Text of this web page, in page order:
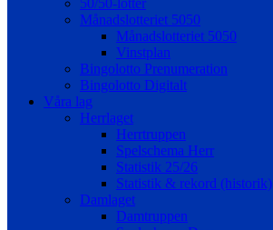
50/50-lotter
Månadslotteriet 5050
Månadslotteriet 5050
Vinstplan
Bingolotto Prenumeration
Bingolotto Digitalt
Våra lag
Herrlaget
Herrtruppen
Spelschema Herr
Statistik 25/26
Statistik & rekord (historik)
Damlaget
Damtruppen